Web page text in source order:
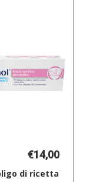
€14,00
di ricetta